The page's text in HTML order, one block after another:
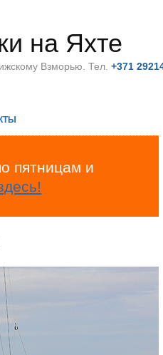
на Яхте
Взморью. Тел.+371
пятницам и